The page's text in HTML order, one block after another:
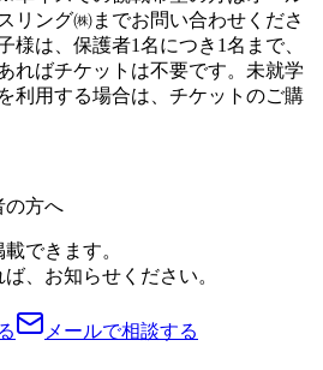
リング㈱までお問い合わせくださ
は、保護者1名につき1名まで、
ればチケットは不要です。未就学
利用する場合は、チケットのご購
の方へ
できます。
、お知らせください。
メールで相談する